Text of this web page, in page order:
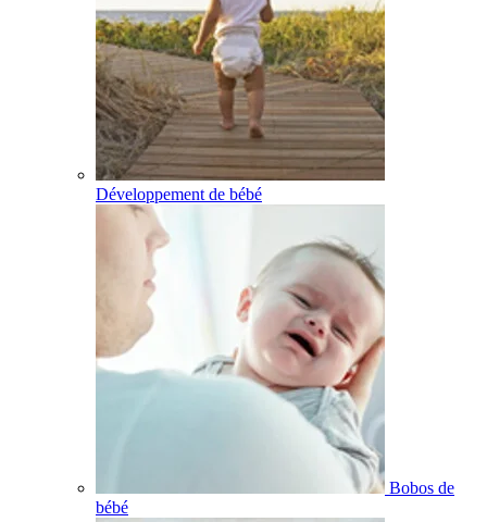
Développement de bébé
Bobos de
bébé